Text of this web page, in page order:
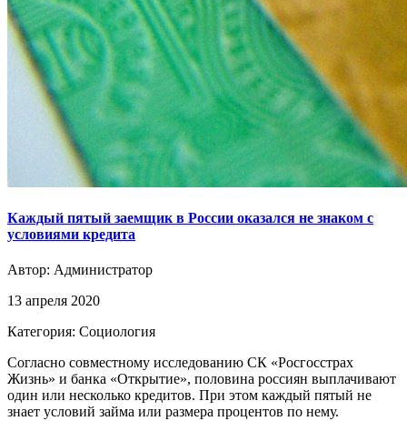
Каждый пятый заемщик в России оказался не знаком с
условиями кредита
Автор: Администратор
13 апреля 2020
Категория: Социология
Согласно совместному исследованию СК «Росгосстрах
Жизнь» и банка «Открытие», половина россиян выплачивают
один или несколько кредитов. При этом каждый пятый не
знает условий займа или размера процентов по нему.